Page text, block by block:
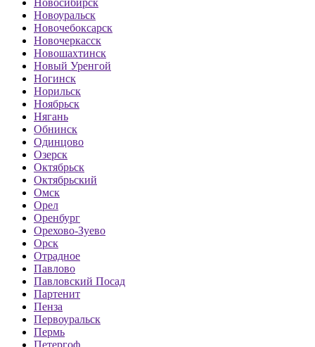
Новоуральск
Новочебоксарск
Новочеркасск
Новошахтинск
Новый Уренгой
Ногинск
Норильск
Ноябрьск
Нягань
Обнинск
Одинцово
Озерск
Октябрьск
Октябрьский
Омск
Орел
Оренбург
Орехово-Зуево
Орск
Отрадное
Павлово
Павловский Посад
Партенит
Пенза
Первоуральск
Пермь
Петергоф